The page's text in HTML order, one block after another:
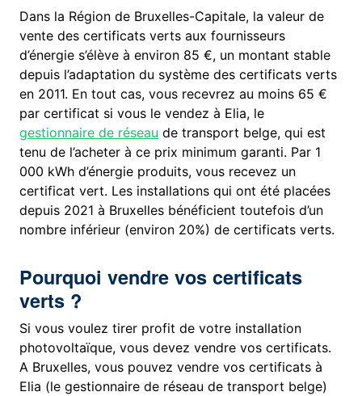
Dans la Région de Bruxelles-Capitale, la valeur de
vente des certificats verts aux fournisseurs
d’énergie s’élève à environ 85 €, un montant stable
depuis l’adaptation du système des certificats verts
en 2011. En tout cas, vous recevrez au moins 65 €
par certificat si vous le vendez à Elia, le
gestionnaire de réseau de transport belge, qui est
tenu de l’acheter à ce prix minimum garanti. Par 1
000 kWh d’énergie produits, vous recevez un
certificat vert. Les installations qui ont été placées
depuis 2021 à Bruxelles bénéficient toutefois d’un
nombre inférieur (environ 20%) de certificats verts.
Pourquoi vendre vos certificats
verts ?
Si vous voulez tirer profit de votre installation
photovoltaïque, vous devez vendre vos certificats.
A Bruxelles, vous pouvez vendre vos certificats à
Elia (le gestionnaire de réseau de transport belge)